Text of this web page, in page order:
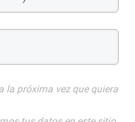
la próxima vez que quiera